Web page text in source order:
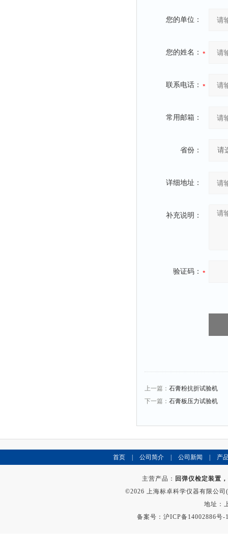
您的单位：
您的姓名：
联系电话：
常用邮箱：
省份：
详细地址：
补充说明：
验证码：
上一篇： 石膏粉抗折试验机
下一篇： 石膏板压力试验机
首页 公司简介 公司新闻 产
主营产品： 回弹仪检定装置
©2026 上海标卓科学仪器有限公
地址：
备案号：沪ICP备14002886号-